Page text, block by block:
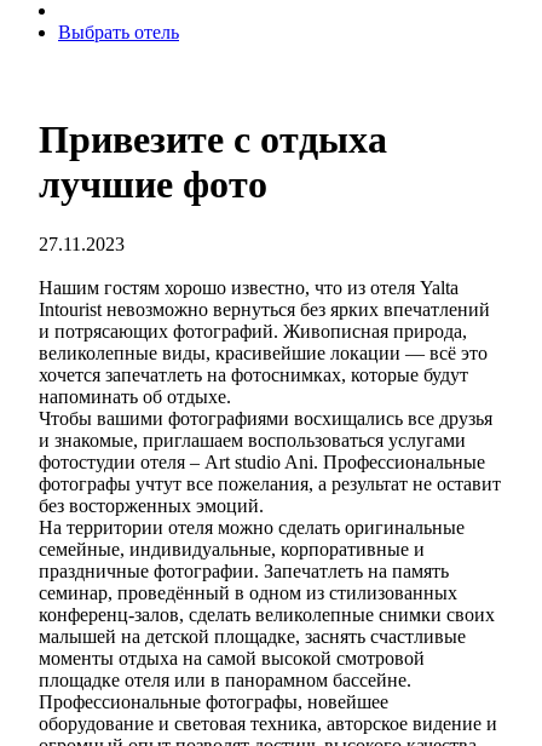
Выбрать отель
Привезите с отдыха
лучшие фото
27.11.2023
Нашим гостям хорошо известно, что из отеля Yalta
Intourist невозможно вернуться без ярких впечатлений
и потрясающих фотографий. Живописная природа,
великолепные виды, красивейшие локации — всё это
хочется запечатлеть на фотоснимках, которые будут
напоминать об отдыхе.
Чтобы вашими фотографиями восхищались все друзья
и знакомые, приглашаем воспользоваться услугами
фотостудии отеля – Art studio Ani. Профессиональные
фотографы учтут все пожелания, а результат не оставит
без восторженных эмоций.
На территории отеля можно сделать оригинальные
семейные, индивидуальные, корпоративные и
праздничные фотографии. Запечатлеть на память
семинар, проведённый в одном из стилизованных
конференц-залов, сделать великолепные снимки своих
малышей на детской площадке, заснять счастливые
моменты отдыха на самой высокой смотровой
площадке отеля или в панорамном бассейне.
Профессиональные фотографы, новейшее
оборудование и световая техника, авторское видение и